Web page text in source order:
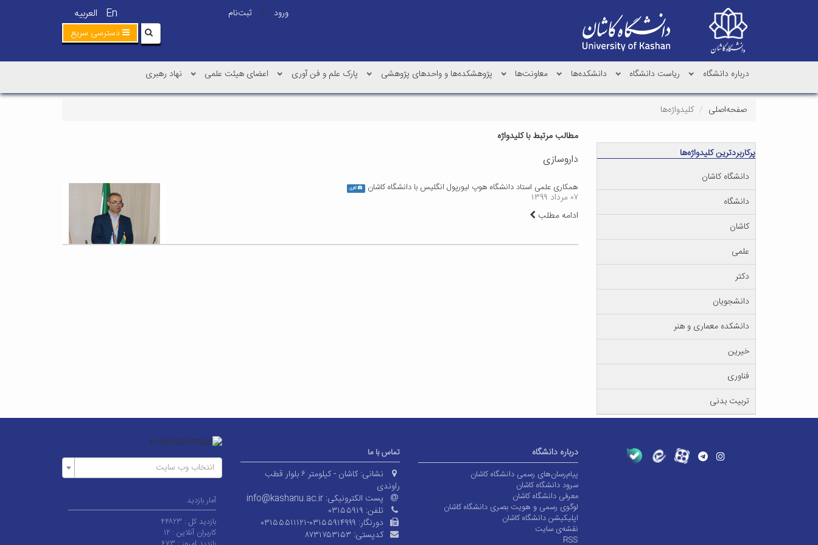
En العربیه ورود |
ثبت‌نام
دسترسی سریع
درباره دانشگاه ریاست دانشگاه دانشکده‌ها معاونت‌ها پژوهشکده‌ها و واحدهای پژوهشی پارک علم و فن آوری اعضای هیئت علمی نهاد رهبری
صفحه‌اصلی
کلیدواژه‌ها
مطالب مرتبط با کلیدواژه
داروسازی
همکاری علمی استاد دانشگاه هوپ لیورپول انگلیس با دانشگاه کاشان گالری
۰۷ مرداد ۱۳۹۹
ادامه مطلب
پرکاربردترین کلیدواژه‌ها
دانشگاه کاشان
دانشگاه
کاشان
علمی
دکتر
دانشجویان
دانشکده معماری و هنر
خیرین
فناوری
تربیت بدنی
درباره دانشگاه
پیام‌رسان‌های رسمی دانشگاه کاشان
سرود دانشگاه کاشان
معرفی دانشگاه کاشان
لوگوی رسمی و هویت بصری دانشگاه کاشان
اپلیکیشن دانشگاه کاشان
نقشه‌ی سایت
RSS
تماس با ما
نشانی:
کاشان - کیلومتر ۶ بلوار قطب
راوندی
پست الکترونیکی: info@kashanu.ac.ir
تلفن: ۰۳۱۵۵۹۱۹
دورنگار: ۰۳۱۵۵۵۱۱۱۲۱-۰۳۱۵۵۹۱۴۹۹۹
کدپستی: ۸۷۳۱۷۵۳۱۵۳
انتخاب وب سایت
آمار بازدید
بازدید کل : ۴۴۸۲۳
کاربران آنلاین :۱۲